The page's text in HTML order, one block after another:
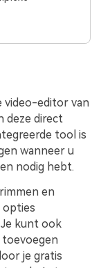
video-editor van
deze direct
tool is
wanneer u
nodig hebt.
en
opties
kunt ook
je gratis